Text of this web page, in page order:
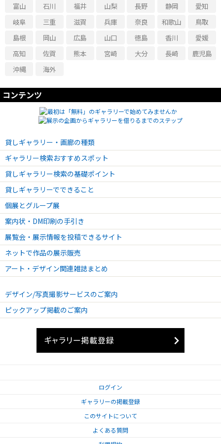
富山
石川 福井 山梨 長野 静岡
愛知
岐阜
三重 滋賀 兵庫 奈良 和歌山
鳥取
島根
岡山 広島 山口 徳島 香川
愛媛
高知
佐賀 熊本 宮崎 大分 長崎
鹿児島
沖縄
海外
コンテンツ
貸しギャラリー・画廊の種類
ギャラリー検索おすすめスポット
貸しギャラリー検索の基礎ポイント
貸しギャラリーでできること
個展とグループ展
案内状・DM印刷の手引き
展覧会・展示情報を投稿できるサイト
ネットで作品の展示販売
アート・デザイン関連雑誌まとめ
デザイン/写真撮影サービスのご案内
ピックアップ掲載のご案内
ログイン
ギャラリーの掲載登録
このサイトについて
よくある質問